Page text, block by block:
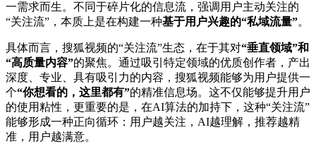
一需求而生。不同于碎片化的信息流，强调用户主动关注的
“关注流”，本质上是在构建一种基于用户兴趣的“私域流量”。
具体而言，搜狐视频的“关注流”生态，在于其对“垂直领域”和
“高质量内容”的聚焦。通过吸引特定领域的优质创作者，产出
深度、专业、具有吸引力的内容，搜狐视频能够为用户提供一
个“你想看的，这里都有”的精准信息场。这不仅能够提升用户
的使用粘性，更重要的是，在AI算法的加持下，这种“关注流”
能够形成一种正向循环：用户越关注，AI越理解，推荐越精
准，用户越满意。